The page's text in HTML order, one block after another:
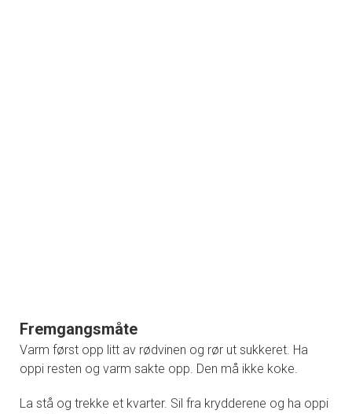
Fremgangsmåte
Varm først opp litt av rødvinen og rør ut sukkeret. Ha
oppi resten og varm sakte opp. Den må ikke koke.
La stå og trekke et kvarter. Sil fra krydderene og ha oppi